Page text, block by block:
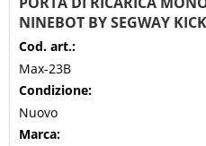
NINEBOT BY SEGWAY
Cod. art.:
Max-23B
Condizione:
Nuovo
Marca: